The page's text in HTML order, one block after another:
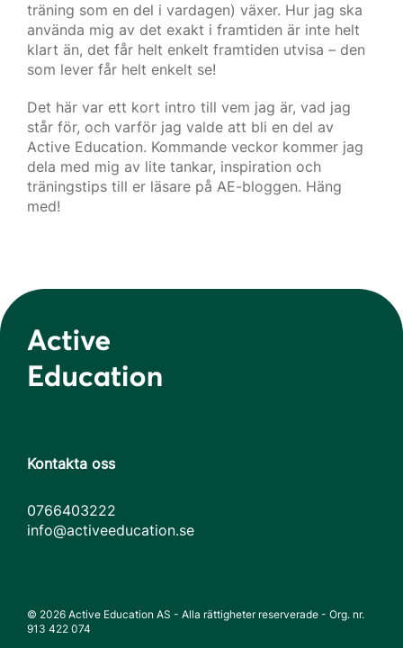
träning som en del i vardagen) växer. Hur jag ska
använda mig av det exakt i framtiden är inte helt
klart än, det får helt enkelt framtiden utvisa – den
som lever får helt enkelt se!
Det här var ett kort intro till vem jag är, vad jag
står för, och varför jag valde att bli en del av
Active Education. Kommande veckor kommer jag
dela med mig av lite tankar, inspiration och
träningstips till er läsare på AE-bloggen. Häng
med!
Kontakta oss
0766403222
info@activeeducation.se
© 2026 Active Education AS - Alla rättigheter reserverade - Org. nr.
913 422 074